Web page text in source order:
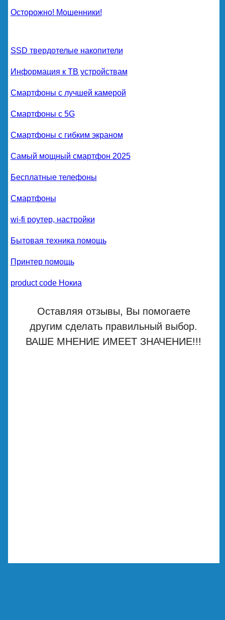
Осторожно! Мошенники!
SSD твердотелые накопители
Информация к ТВ устройствам
Смартфоны с лучшей камерой
Смартфоны с 5G
Смартфоны с гибким экраном
Самый мощный смартфон 2025
Бесплатные телефоны
Смартфоны
wi-fi роутер, настройки
Бытовая техника помощь
Принтер помощь
product code Нокиа
Оставляя отзывы, Вы помогаете
другим сделать правильный выбор.
ВАШЕ МНЕНИЕ ИМЕЕТ ЗНАЧЕНИЕ!!!